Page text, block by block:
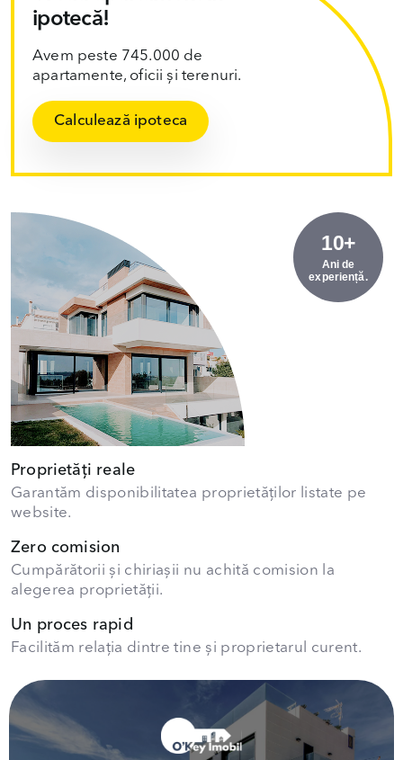
ipotecă!
Avem peste 745.000 de
apartamente, oficii și terenuri.
Calculează ipoteca
10+
Ani de
experiență.
Proprietăți reale
Garantăm disponibilitatea proprietăților listate pe
website.
Zero comision
Cumpărătorii și chiriașii nu achită comision la
alegerea proprietății.
Un proces rapid
Facilităm relația dintre tine și proprietarul curent.